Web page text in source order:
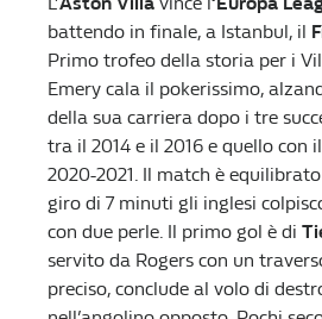
battendo in finale, a Istanbul, il
Primo trofeo della storia per i
Emery cala il pokerissimo,
della sua carriera dopo i tre
tra il 2014 e il 2016 e quello con
2020-2021. Il match è
giro di 7 minuti gli inglesi
con due perle. Il primo gol è di
servito da Rogers con un
preciso, conclude al volo di